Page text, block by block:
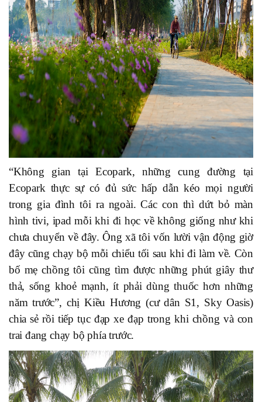
“Không gian tại Ecopark, những cung đường tại
Ecopark thực sự có đủ sức hấp dẫn kéo mọi người
trong gia đình tôi ra ngoài. Các con thì dứt bỏ màn
hình tivi, ipad mỗi khi đi học về không giống như khi
chưa chuyển về đây. Ông xã tôi vốn lười vận động giờ
đây cũng chạy bộ mỗi chiểu tối sau khi đi làm về. Còn
bố mẹ chồng tôi cũng tìm được những phút giây thư
thả, sống khoẻ mạnh, ít phải dùng thuốc hơn những
năm trước”, chị Kiều Hương (cư dân S1, Sky Oasis)
chia sẻ rồi tiếp tục đạp xe đạp trong khi chồng và con
trai đang chạy bộ phía trước.